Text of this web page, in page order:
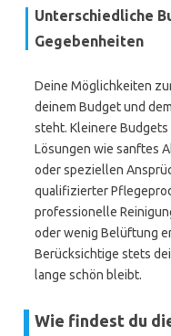
Unterschiedliche
Gegebenheiten
Deine Möglichkeiten
deinem Budget und
steht. Kleinere
Lösungen wie sanftes
oder speziellen
qualifizierter
professionelle
oder wenig Belüftung
Berücksichtige stets
lange schön bleibt.
Wie findest du